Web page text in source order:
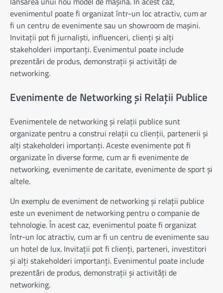
evenimentul poate fi organizat într-un loc atractiv, cum ar
fi un centru de evenimente sau un showroom de mașini.
Invitații pot fi jurnaliști, influenceri, clienți și alți
stakeholderi importanți. Evenimentul poate include
prezentări de produs, demonstrații și activități de
networking.
Evenimente de Networking și Relații Publice
Evenimentele de networking și relații publice sunt
organizate pentru a construi relații cu clienții, partenerii și
alți stakeholderi importanți. Aceste evenimente pot fi
organizate în diverse forme, cum ar fi evenimente de
networking, evenimente de caritate, evenimente de sport și
altele.
Un exemplu de eveniment de networking și relații publice
este un eveniment de networking pentru o companie de
tehnologie. În acest caz, evenimentul poate fi organizat
într-un loc atractiv, cum ar fi un centru de evenimente sau
un hotel de lux. Invitații pot fi clienți, parteneri, investitori
și alți stakeholderi importanți. Evenimentul poate include
prezentări de produs, demonstrații și activități de
networking.